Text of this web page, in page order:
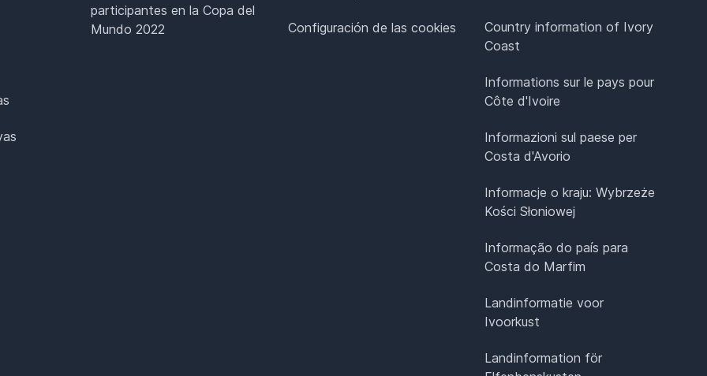
participantes en la Copa del
Mundo 2022
Configuración de las cookies
Country information of Ivory
Coast
Informations sur le pays pour
Côte d'Ivoire
Informazioni sul paese per
Costa d'Avorio
Informacje o kraju: Wybrzeże
Kości Słoniowej
Informação do país para
Costa do Marfim
Landinformatie voor
Ivoorkust
Landinformation för